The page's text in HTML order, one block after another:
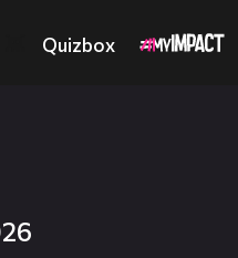
Quizbox